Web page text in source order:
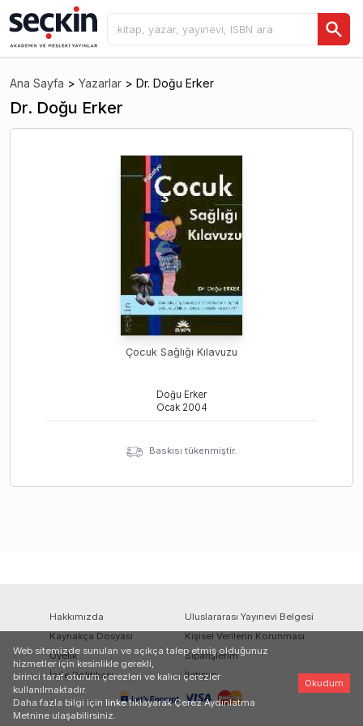
Ana Sayfa > Yazarlar > Dr. Doğu Erker
Dr. Doğu Erker
Çocuk Sağlığı Kılavuzu
Doğu Erker
Ocak 2004
Baskısı tükenmiştir.
Hakkımızda
Uluslararası Yayınevi Belgesi
Kaynakça Dosyası
Kişisel Verilerin Korunması
Üyelik
Siparişlerim
İade Politikası
İletişim
Web sitemizde sunulan ve açıkça talep etmiş olduğunuz
hizmetler için kesinlikle gerekli,
birinci taraf oturum çerezleri ve kalıcı çerezler
kullanılmaktadır.
Daha fazla bilgi için linke tıklayarak Çerez Aydınlatma
Metnine ulaşabilirsiniz.
Okudum